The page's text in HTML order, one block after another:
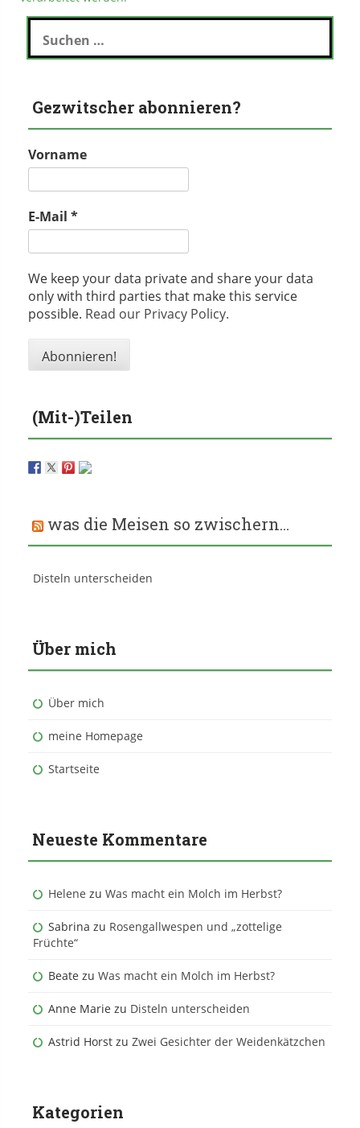
Suchen
nach:
Gezwitscher abonnieren?
Vorname
E-Mail *
We keep your data private and share your data
only with third parties that make this service
possible. Read our Privacy Policy.
(Mit-)Teilen
was die Meisen so zwischern…
Disteln unterscheiden
Über mich
Über mich
meine Homepage
Startseite
Neueste Kommentare
Helene zu Was macht ein Molch im Herbst?
Sabrina zu Rosengallwespen und „zottelige
Früchte“
Beate zu Was macht ein Molch im Herbst?
Anne Marie zu Disteln unterscheiden
Astrid Horst zu Zwei Gesichter der Weidenkätzchen
Kategorien